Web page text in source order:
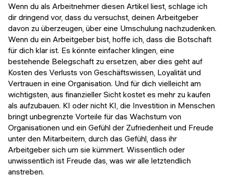
Wenn du als Arbeitnehmer diesen Artikel liest, schlage ich
dir dringend vor, dass du versuchst, deinen Arbeitgeber
davon zu überzeugen, über eine Umschulung nachzudenken.
Wenn du ein Arbeitgeber bist, hoffe ich, dass die Botschaft
für dich klar ist. Es könnte einfacher klingen, eine
bestehende Belegschaft zu ersetzen, aber dies geht auf
Kosten des Verlusts von Geschäftswissen, Loyalität und
Vertrauen in eine Organisation. Und für dich vielleicht am
wichtigsten, aus finanzieller Sicht kostet es mehr zu kaufen
als aufzubauen. KI oder nicht KI, die Investition in Menschen
bringt unbegrenzte Vorteile für das Wachstum von
Organisationen und ein Gefühl der Zufriedenheit und Freude
unter den Mitarbeitern, durch das Gefühl, dass ihr
Arbeitgeber sich um sie kümmert. Wissentlich oder
unwissentlich ist Freude das, was wir alle letztendlich
anstreben.